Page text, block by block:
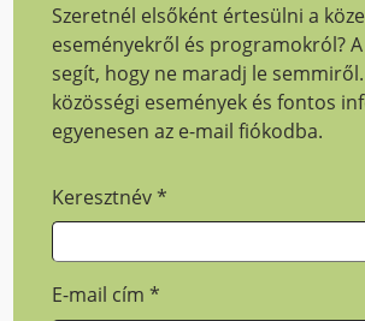
Szeretnél elsőként értesülni a
eseményekről és programokról?
segít, hogy ne maradj le
közösségi események és fontos
egyenesen az e-mail fiókodba.
Keresztnév*
E-mail cím*